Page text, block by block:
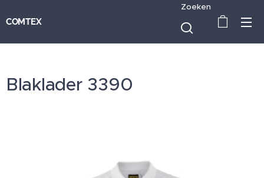
COMTEX
Zoeken
Blaklader 3390